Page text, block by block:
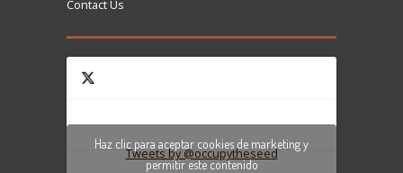
Contact Us
Tweets by @occupytheseed
Haz clic para aceptar cookies de marketing y
permitir este contenido